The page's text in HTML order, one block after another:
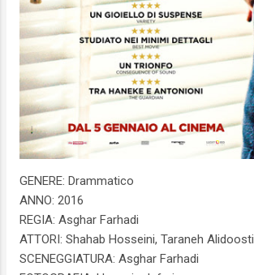
GENERE: Drammatico
ANNO: 2016
REGIA: Asghar Farhadi
ATTORI: Shahab Hosseini, Taraneh Alidoosti
SCENEGGIATURA: Asghar Farhadi